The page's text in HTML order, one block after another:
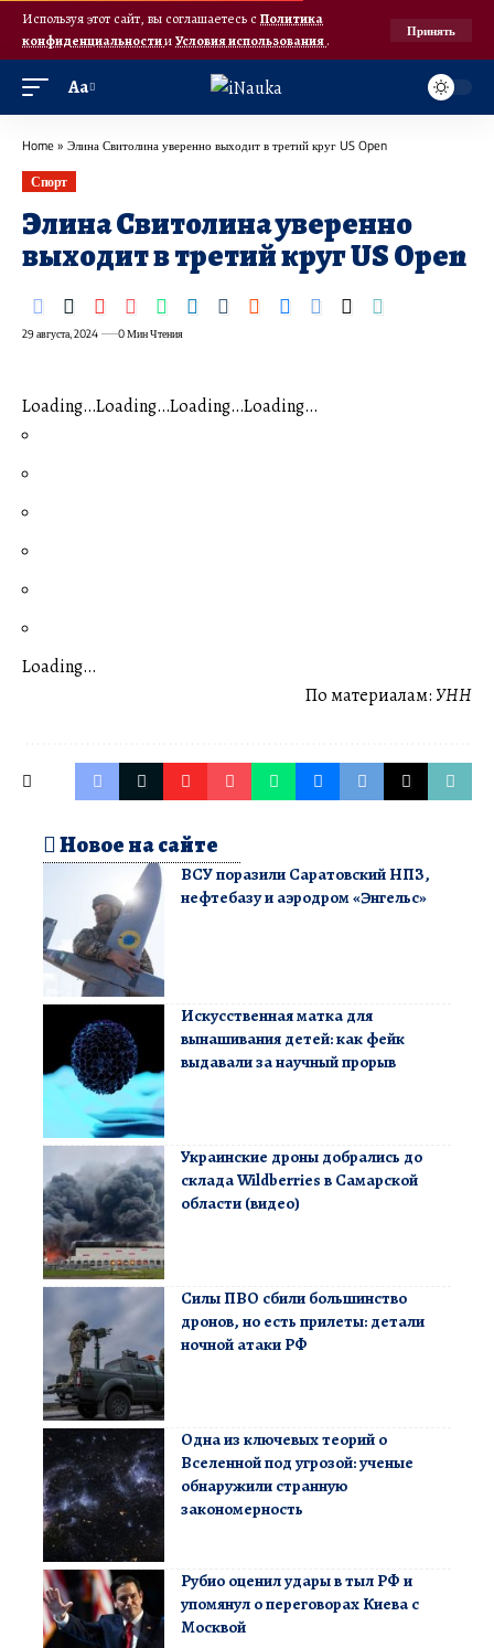
Используя этот сайт, вы соглашаетесь с Политика
конфиденциальностииУсловия использования.
Принять
Аа
Home » Элина Свитолина уверенно выходит в третий круг US Open
Спорт
Элина Свитолина уверенно
выходит в третий круг US Open
29 августа, 2024 0 Мин Чтения
Loading…Loading…Loading…Loading…
Loading…
По материалам: УНН
Новое на сайте
ВСУ поразили Саратовский НПЗ,
нефтебазу и аэродром «Энгельс»
Искусственная матка для
вынашивания детей: как фейк
выдавали за научный прорыв
Украинские дроны добрались до
склада Wildberries в Самарской
области (видео)
Силы ПВО сбили большинство
дронов, но есть прилеты: детали
ночной атаки РФ
Одна из ключевых теорий о
Вселенной под угрозой: ученые
обнаружили странную
закономерность
Рубио оценил удары в тыл РФ и
упомянул о переговорах Киева с
Москвой